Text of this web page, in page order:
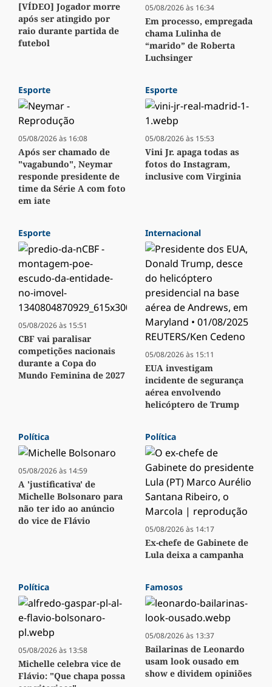
[VÍDEO] Jogador morre
após ser atingido por
raio durante partida de
futebol
05/08/2026 às 16:34
Em processo, empregada
chama Lulinha de
“marido” de Roberta
Luchsinger
Esporte
05/08/2026 às 16:08
Após ser chamado de
"vagabundo", Neymar
responde presidente de
time da Série A com foto
em iate
Esporte
05/08/2026 às 15:53
Vini Jr. apaga todas as
fotos do Instagram,
inclusive com Virginia
Esporte
05/08/2026 às 15:51
CBF vai paralisar
competições nacionais
durante a Copa do
Mundo Feminina de 2027
Internacional
05/08/2026 às 15:11
EUA investigam
incidente de segurança
aérea envolvendo
helicóptero de Trump
Política
05/08/2026 às 14:59
A 'justificativa' de
Michelle Bolsonaro para
não ter ido ao anúncio
do vice de Flávio
Política
05/08/2026 às 14:17
Ex-chefe de Gabinete de
Lula deixa a campanha
Política
05/08/2026 às 13:58
Michelle celebra vice de
Flávio: "Que chapa possa
Famosos
05/08/2026 às 13:37
Bailarinas de Leonardo
usam look ousado em
show e dividem opiniões